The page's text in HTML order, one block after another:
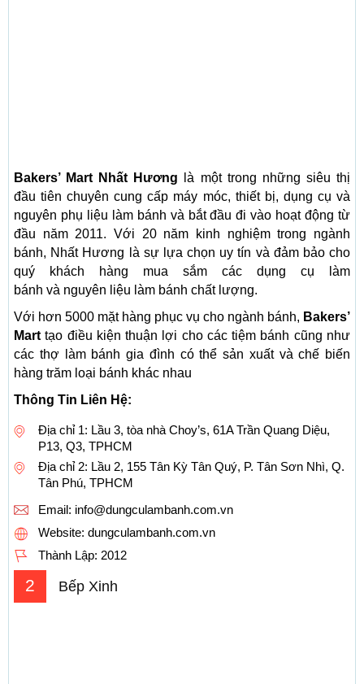
Bakers’ Mart Nhất Hương là một trong những siêu thị
đầu tiên chuyên cung cấp máy móc, thiết bị, dụng cụ và
nguyên phụ liệu làm bánh và bắt đầu đi vào hoạt động từ
đầu năm 2011. Với 20 năm kinh nghiệm trong ngành
bánh, Nhất Hương là sự lựa chọn uy tín và đảm bảo cho
quý khách hàng mua sắm các dụng cụ làm
bánh và nguyên liệu làm bánh chất lượng.
Với hơn 5000 mặt hàng phục vụ cho ngành bánh, Bakers’
Mart tạo điều kiện thuận lợi cho các tiệm bánh cũng như
các thợ làm bánh gia đình có thể sản xuất và chế biến
hàng trăm loại bánh khác nhau
Thông Tin Liên Hệ:
Địa chỉ 1: Lầu 3, tòa nhà Choy’s, 61A Trần Quang Diệu,
P13, Q3, TPHCM
Địa chỉ 2: Lầu 2, 155 Tân Kỳ Tân Quý, P. Tân Sơn Nhì, Q.
Tân Phú, TPHCM
Email: info@dungculambanh.com.vn
Website: dungculambanh.com.vn
Thành Lập: 2012
2 Bếp Xinh